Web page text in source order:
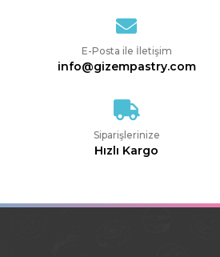
E-Posta ile İletişim
info@gizempastry.com
Siparişlerinize
Hızlı Kargo